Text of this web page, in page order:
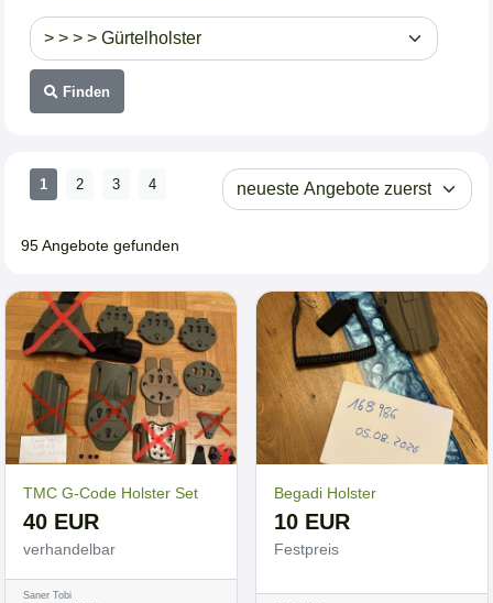
Finden
1 2 3 4
95 Angebote gefunden
TMC G-Code Holster Set
40 EUR
verhandelbar
Saner Tobi
Begadi Holster
10 EUR
Festpreis